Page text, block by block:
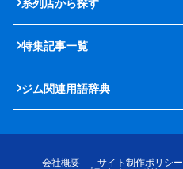
系列店から探す
特集記事一覧
ジム関連用語辞典
会社概要 サイト制作ポリシー